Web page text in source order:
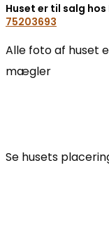
Huset er til salg
75203693
Alle foto af huset
mægler
Se husets